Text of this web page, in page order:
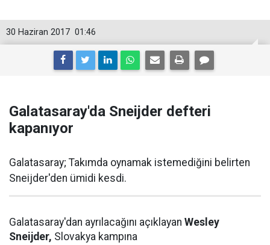
01:46
30 Haziran 2017
Galatasaray'da Sneijder defteri
kapanıyor
Galatasaray; Takımda oynamak istemediğini belirten
Sneijder'den ümidi kesdi.
Galatasaray'dan ayrılacağını açıklayan Wesley
Sneijder, Slovakya kampına